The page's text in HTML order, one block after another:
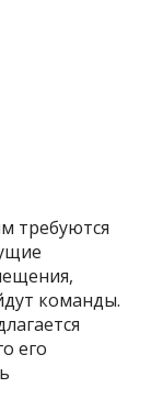
требуются
команды.
его